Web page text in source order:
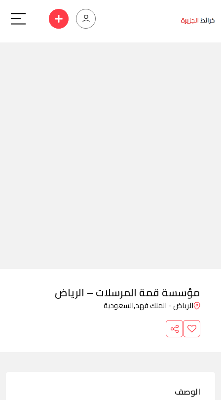
مؤسسة قمة المرسلات – الرياض
الرياض - الملك فهد,السعودية
الوصف